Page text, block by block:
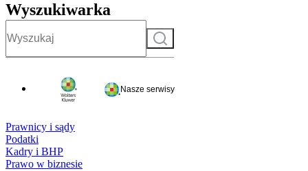
Wyszukiwarka
Szukaj
Nasze serwisy
Prawnicy i sądy
Podatki
Kadry i BHP
Prawo w biznesie